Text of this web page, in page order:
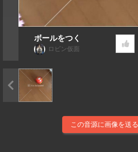
ボールをつく
ロビン仮面
この音源に画像を送る